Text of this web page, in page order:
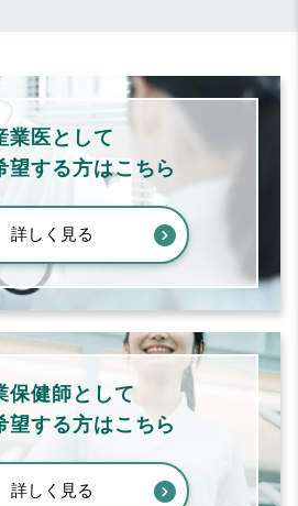
業医として
望する方はこちら
詳しく見る
保健師として
望する方はこちら
詳しく見る